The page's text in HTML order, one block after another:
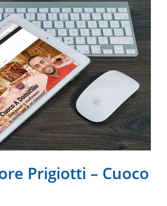
Prigiotti – Cuoco